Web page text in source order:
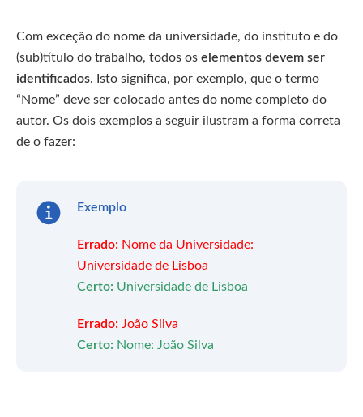
Com exceção do nome da universidade, do instituto e do
(sub)título do trabalho, todos os elementos devem ser
identificados. Isto significa, por exemplo, que o termo
“Nome” deve ser colocado antes do nome completo do
autor. Os dois exemplos a seguir ilustram a forma correta
de o fazer:
Exemplo
Errado: Nome da Universidade:
Universidade de Lisboa
Certo: Universidade de Lisboa
Errado: João Silva
Certo: Nome: João Silva